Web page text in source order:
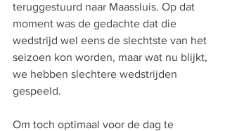
teruggestuurd naar Maassluis. Op dat
moment was de gedachte dat die
wedstrijd wel eens de slechtste van het
seizoen kon worden, maar wat nu blijkt,
we hebben slechtere wedstrijden
gespeeld.
Om toch optimaal voor de dag te